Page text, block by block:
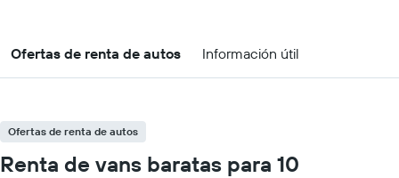
Ofertas de renta de autos Información útil
Ofertas de renta de autos
Renta de vans baratas para 10